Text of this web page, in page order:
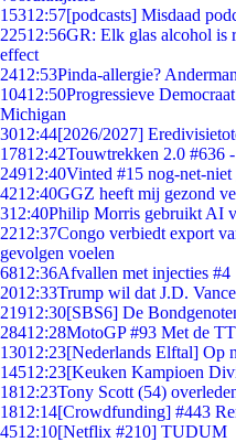
15312:57[podcasts] Misdaad
22512:56GR: Elk glas alcohol is
effect
2412:53Pinda-allergie?
10412:50Progressieve
Michigan
3012:44[2026/2027]
17812:42Touwtrekken 2.0 #636
24912:40Vinted #15 nog-net-niet
4212:40GGZ heeft mij gezond
312:40Philip Morris gebruikt AI
2212:37Congo verbiedt export
gevolgen voelen
6812:36Afvallen met injecties #4
2012:33Trump wil dat J.D.
21912:30[SBS6] De
28412:28MotoGP #93 Met de
13012:23[Nederlands Elftal] Op
14512:23[Keuken Kampioen
1812:23Tony Scott (54)
1812:14[Crowdfunding] #443
4512:10[Netflix #210] TUDUM